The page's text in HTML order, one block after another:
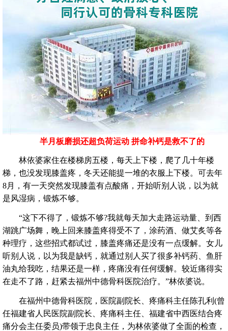
半月板磨损还超负荷运动 拼命补钙是救不了的
林依婆家住在楼梯房五楼，每天上下楼，爬了几十年楼
梯，也没发现膝盖疼，冬天还能提一堆的衣服上下楼。可去年
8月，有一天突然发现膝盖有点酸痛，开始听别人说，以为就
是风湿病，锻炼不够。
“这下不得了，锻炼不够?我就每天加大走路运动量、到西
湖跳广场舞，晚上回来膝盖疼得受不了，涂药酒、做艾炙等各
种理疗，这些招式都试过，膝盖疼痛还是没有一点缓解。女儿
听别人说，以为我是缺钙，就通过别人买了很多补钙药、鱼肝
油丸给我吃，结果还是一样，疼痛没有任何缓解。较近痛得实
在走不了路，赶紧去福州中德骨科医院治疗。”林依婆说。
在福州中德骨科医院，医院副院长、疼痛科主任陈孔利(曾
任福建省人民医院副院长、疼痛科主任、福建省中西医结合疼
痛分会主任委员)带领于忠良主任，为林依婆做了全面的检查，